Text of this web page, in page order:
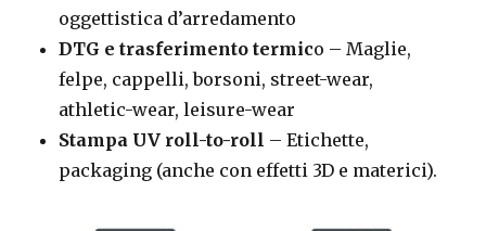
oggettistica d’arredamento
DTG e trasferimento termico – Maglie,
felpe, cappelli, borsoni, street-wear,
athletic-wear, leisure-wear
Stampa UV roll-to-roll – Etichette,
packaging (anche con effetti 3D e materici).